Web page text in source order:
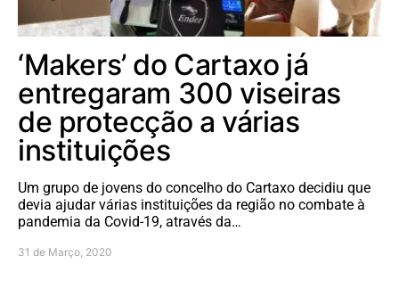
‘Makers’ do Cartaxo já
entregaram 300 viseiras
de protecção a várias
instituições
Um grupo de jovens do concelho do Cartaxo decidiu que
devia ajudar várias instituições da região no combate à
pandemia da Covid-19, através da…
31 de Março, 2020